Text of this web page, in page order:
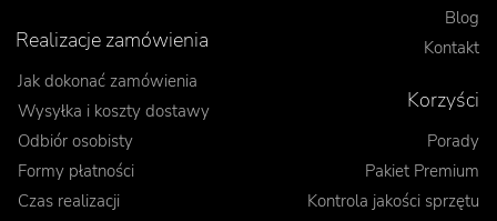
Blog
Kontakt
Realizacje zamówienia
Jak dokonać zamówienia
Wysyłka i koszty dostawy
Odbiór osobisty
Formy płatności
Czas realizacji
Korzyści
Porady
Pakiet Premium
Kontrola jakości sprzętu